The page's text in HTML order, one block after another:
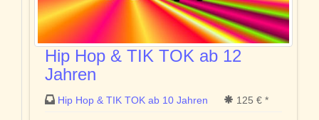
Hip Hop & TIK TOK ab 12
Jahren
Hip Hop & TIK TOK ab 10 Jahren 125 € *